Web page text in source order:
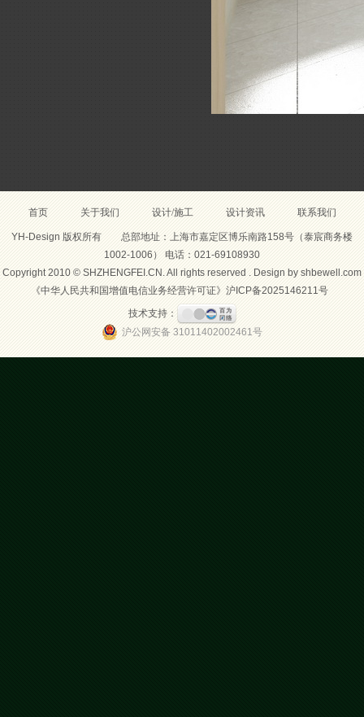
首页 关于我们 设计/施工 设计资讯 联系我们
YH-Design 版权所有 总部地址：上海市嘉定区博乐南路158号（泰宸商务楼
1002-1006） 电话：021-69108930
Copyright 2010 © SHZHENGFEI.CN. All rights reserved . Design by shbewell.com
《中华人民共和国增值电信业务经营许可证》 沪ICP备2025146211号
技术支持：
沪公网安备 31011402002461号